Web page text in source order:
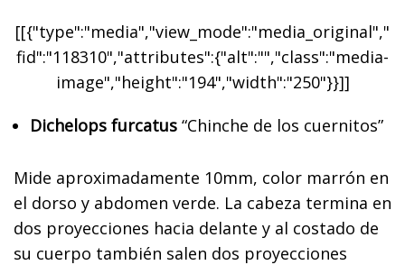
[[{"type":"media","view_mode":"media_original","
fid":"118310","attributes":{"alt":"","class":"media-
image","height":"194","width":"250"}}]]
Dichelops furcatus “Chinche de los cuernitos”
Mide aproximadamente 10mm, color marrón en
el dorso y abdomen verde. La cabeza termina en
dos proyecciones hacia delante y al costado de
su cuerpo también salen dos proyecciones